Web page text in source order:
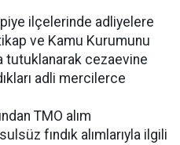
ilçelerinde adliyelere
ve Kamu Kurumunu
tutuklanarak cezaevine
adli mercilerce
TMO alım
fındık alımlarıyla ilgili